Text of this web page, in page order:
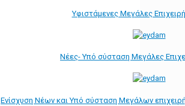
Υφιστάμενες Μεγάλες
Νέες- Υπό σύσταση Μεγάλες
Ενίσχυση Νέων και Υπό σύσταση Μεγάλων